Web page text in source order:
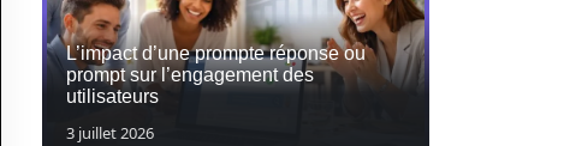
L’impact d’une prompte réponse ou
prompt sur l’engagement des
utilisateurs
3 juillet 2026